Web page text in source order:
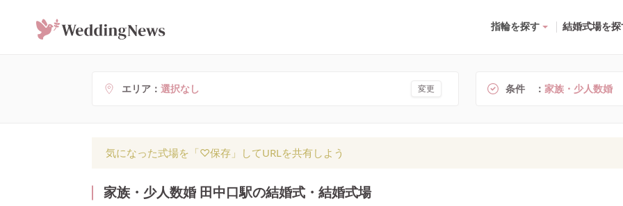
指輪を探す 結婚式場を
エリア 選択なし 変更 条件 家族・少人数婚
気になった式場を「♡保存」してURLを共有しよう
家族・少人数婚 田中口駅の結婚式・結婚式場